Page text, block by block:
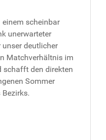
einem scheinbar
unerwarteter
unser deutlicher
Matchverhältnis im
schafft den direkten
Sommer